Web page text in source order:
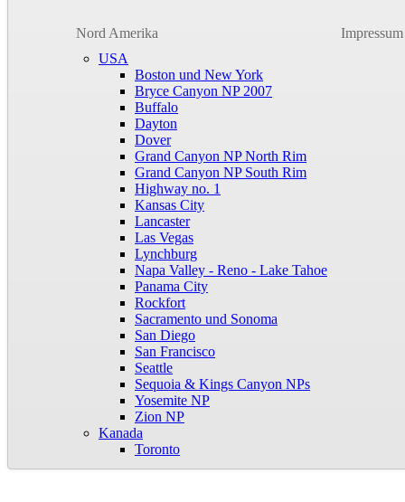
Nord Amerika
USA
Boston und New York
Bryce Canyon NP 2007
Buffalo
Dayton
Dover
Grand Canyon NP North Rim
Grand Canyon NP South Rim
Highway no. 1
Kansas City
Lancaster
Las Vegas
Lynchburg
Napa Valley - Reno - Lake Tahoe
Panama City
Rockfort
Sacramento und Sonoma
San Diego
San Francisco
Seattle
Sequoia & Kings Canyon NPs
Yosemite NP
Zion NP
Kanada
Toronto
Impressum